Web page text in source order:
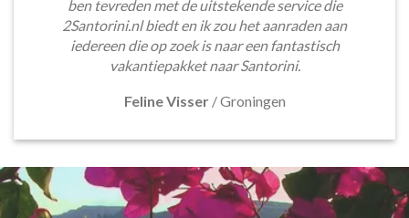
ben tevreden met de uitstekende service die
2Santorini.nl biedt en ik zou het aanraden aan
iedereen die op zoek is naar een fantastisch
vakantiepakket naar Santorini.
Feline Visser /Groningen